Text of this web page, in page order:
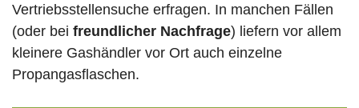
Vertriebsstellensuche erfragen. In manchen Fällen
(oder bei freundlicher Nachfrage) liefern vor allem
kleinere Gashändler vor Ort auch einzelne
Propangasflaschen.